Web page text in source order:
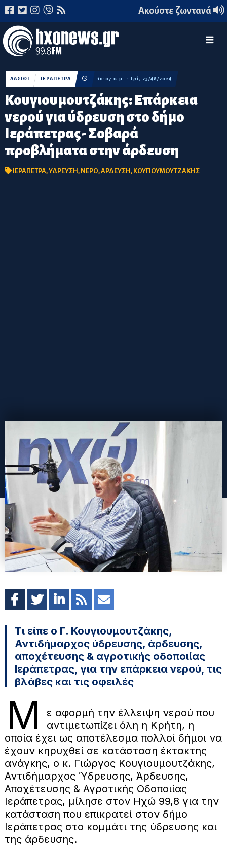
Ακούστε ζωντανά
Κουγιουμουτζάκης: Επάρκεια
νερού για ύδρευση στο δήμο
Ιεράπετρας- Σοβαρά
προβλήματα στην άρδευση
ΛΑΣΙΘΙ ΙΕΡΑΠΕΤΡΑ 10:07 π.μ. - Τρί, 23/48/2024
ΙΕΡΑΠΕΤΡΑ,ΥΔΡΕΥΣΗ, ΝΕΡΟ,ΑΡΔΕΥΣΗ, ΚΟΥΓΙΟΥΜΟΥΤΖΑΚΗΣ
Τι είπε ο Γ. Κουγιουμουτζάκης,
Αντιδήμαρχος ύδρευσης, άρδευσης,
αποχέτευσης & αγροτικής οδοποιίας
Ιεράπετρας, για την επάρκεια νερού, τις
βλάβες και τις οφειλές
Μ
ε αφορμή την έλλειψη νερού που
αντιμετωπίζει όλη η Κρήτη, η
οποία έχει ως αποτέλεσμα πολλοί δήμοι να
έχουν κηρυχθεί σε κατάσταση έκτακτης
ανάγκης, ο κ. Γιώργος Κουγιουμουτζάκης,
Αντιδήμαρχος Ύδρευσης, Άρδευσης,
Αποχέτευσης & Αγροτικής Οδοποιίας
Ιεράπετρας, μίλησε στον Ηχώ 99,8 για την
κατάσταση που επικρατεί στον δήμο
Ιεράπετρας στο κομμάτι της ύδρευσης και
της άρδευσης.